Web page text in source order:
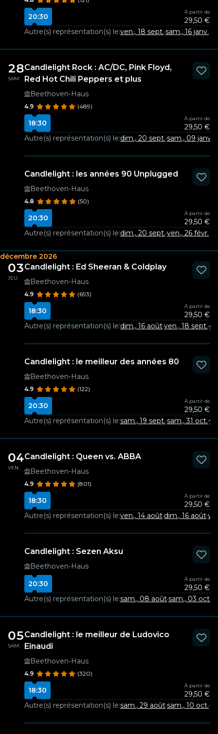
20:30
À partir de
29,50 €
Autre(s) représentation(s) le:ven., 18 sept.·sam., 16 janv.
28
SAM.
Candlelight Rock : AC/DC, Pink Floyd,
Red Hot Chili Peppers et plus
Beethoven-Haus
4.9 (489)
18:30
À partir de
29,50 €
Autre(s) représentation(s) le:dim., 20 sept.·sam., 09 janv.
Candlelight : les années 90 Unplugged
Beethoven-Haus
4.8 (50)
20:30
À partir de
29,50 €
Autre(s) représentation(s) le:dim., 20 sept.·ven., 26 févr.
décembre 2026
03
JEU.
Candlelight : Ed Sheeran & Coldplay
Beethoven-Haus
4.9 (693)
18:30
À partir de
29,50 €
Autre(s) représentation(s) le:dim., 16 août·ven., 18 sept.·
Candlelight : le meilleur des années 80
Beethoven-Haus
4.9 (122)
20:30
À partir de
29,50 €
Autre(s) représentation(s) le:sam., 19 sept.·sam., 31 oct.·
04
VEN.
Candlelight : Queen vs. ABBA
Beethoven-Haus
4.9 (801)
18:30
À partir de
29,50 €
Autre(s) représentation(s) le:ven., 14 août·dim., 16 août·
Candlelight : Sezen Aksu
Beethoven-Haus
20:30
À partir de
29,50 €
Autre(s) représentation(s) le:sam., 08 août·sam., 03 oct.
05
SAM.
Candlelight : le meilleur de Ludovico
Einaudi
Beethoven-Haus
4.9 (320)
18:30
À partir de
29,50 €
Autre(s) représentation(s) le:sam., 29 août·sam., 10 oct.·